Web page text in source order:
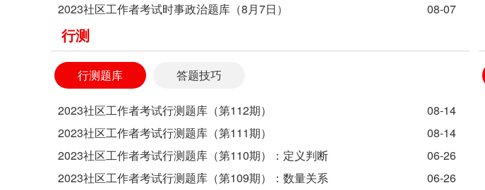
2023社区工作者考试时事政治题库（8月7日）
08-07
行测
行测题库 答题技巧
2023社区工作者考试行测题库（第112期）
08-14
2023社区工作者考试行测题库（第111期）
08-14
2023社区工作者考试行测题库（第110期）：定义判断
06-26
2023社区工作者考试行测题库（第109期）：数量关系
06-26